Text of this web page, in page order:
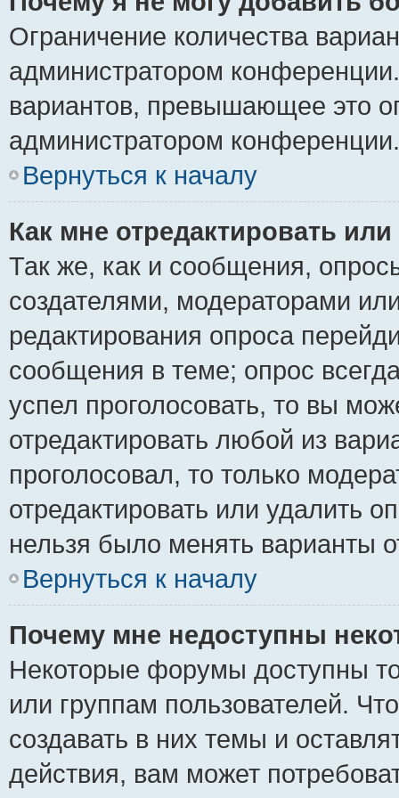
Ограничение количества
администратором
вариантов, превышающее это
администратором конференции.
Вернуться к началу
Как мне отредактировать
Так же, как и сообщения,
создателями, модераторами
редактирования опроса
сообщения в теме; опрос
успел проголосовать, то вы
отредактировать любой из
проголосовал, то только
отредактировать или удалить
нельзя было менять варианты
Вернуться к началу
Почему мне недоступны
Некоторые форумы доступны
или группам пользователей.
создавать в них темы и
действия, вам может